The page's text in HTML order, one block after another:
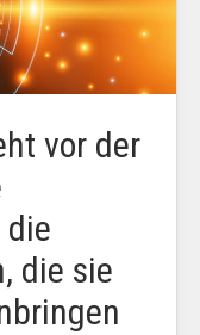
vor der
die sie